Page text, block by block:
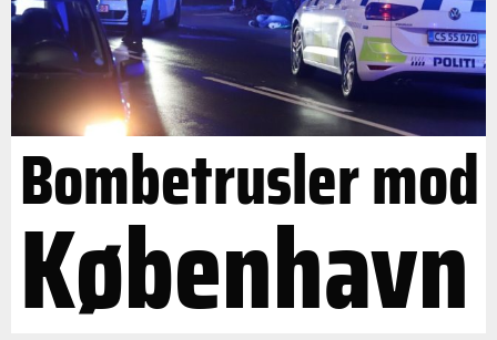
Bombetrusler mod
København